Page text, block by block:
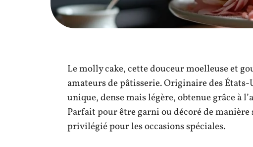
Le molly cake, cette douceur moelleuse et
amateurs de pâtisserie. Originaire des
unique, dense mais légère, obtenue grâce à
Parfait pour être garni ou décoré de
privilégié pour les occasions spéciales.